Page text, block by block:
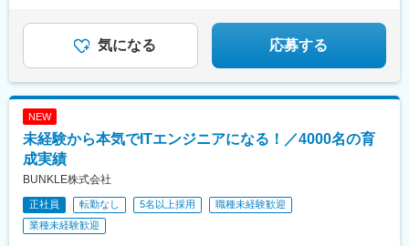
駅、豊洲駅、有明駅(東京都)、門前仲町駅、木場駅(東京都)、東陽
町駅、葛西駅、西葛西駅、小岩駅、市川駅、本八幡駅(都営線)、津
田沼駅、幕張本郷駅、海浜幕張駅、千葉駅、稲毛駅、西千葉駅、
都)、三ノ輪駅、田原町駅(東京都)、鶯谷駅、神保町駅、大手町駅
(東京都)、二重橋前駅、日比谷駅、内幸町駅、淡路町駅、小川町駅
(東京都)、竹橋駅、半蔵門駅、永田町駅、新大久保駅、西新宿駅、
都庁前駅、落合駅(東京都)、下落合駅、早稲田駅(東京メトロ)、神
楽坂駅、曙橋駅、牛込神楽坂駅、市ケ谷駅、広尾駅、代官山駅、
笹塚駅、幡ケ谷駅、初台駅、千駄ケ谷駅、北参道駅、神泉駅、
代々木公園駅、代々木八幡駅、麻布十番駅、白金高輪駅、三田駅
も！人事評価制度の透明度が高く「何をすれば昇格できるか」が
明確なのでモチベーションUPにも繋がります！＼年収UP例をご
紹介！／★【380万円UP】31歳／入社3年目年収640万円 ← 入社
前：年収260万円★【260万円UP】27歳／入社3年目年収500万円
← 入社前：年収240万円★【150万円UP】28歳／入社2年目年収
410万円 ← 入社前：年収260万円
気になる 応募する
NEW
未経験から本気でITエンジニアになる！／4000名の育
成実績
BUNKLE株式会社
正社員 転勤なし 5名以上採用
職種未経験歓迎
業種未経験歓迎